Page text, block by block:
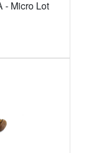
- Micro Lot